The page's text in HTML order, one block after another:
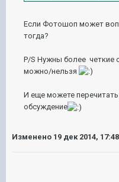
Если Фотошоп может
тогда?
P/S Нужны более четкие
можно/нельзя
И еще можете
обсуждение
Изменено 19 дек 2014,